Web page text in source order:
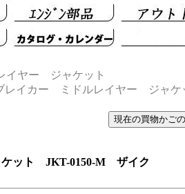
イヤー ジャケット
レイカー ミドルレイヤー ジャケ
ット JKT-0150-M ザイク